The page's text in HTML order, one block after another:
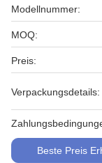
Modellnummer:
MOQ:
Preis:
Verpackungsdetails:
Beste Preis